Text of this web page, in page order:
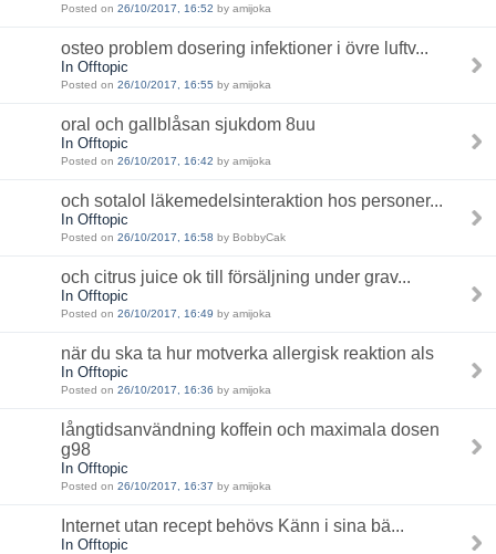
Posted on 26/10/2017, 16:52 by amijoka
osteo problem dosering infektioner i övre luftv...
In Offtopic
Posted on 26/10/2017, 16:55 by amijoka
oral och gallblåsan sjukdom 8uu
In Offtopic
Posted on 26/10/2017, 16:42 by amijoka
och sotalol läkemedelsinteraktion hos personer...
In Offtopic
Posted on 26/10/2017, 16:58 by BobbyCak
och citrus juice ok till försäljning under grav...
In Offtopic
Posted on 26/10/2017, 16:49 by amijoka
när du ska ta hur motverka allergisk reaktion als
In Offtopic
Posted on 26/10/2017, 16:36 by amijoka
långtidsanvändning koffein och maximala dosen
g98
In Offtopic
Posted on 26/10/2017, 16:37 by amijoka
Internet utan recept behövs Känn i sina bä...
In Offtopic